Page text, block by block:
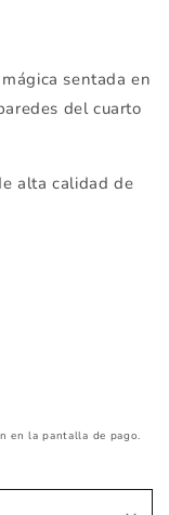
sentada en
del cuarto
alta calidad de
en la pantalla de pago.